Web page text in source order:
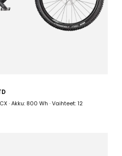
· Akku: 800 Wh · Vaihteet: 12